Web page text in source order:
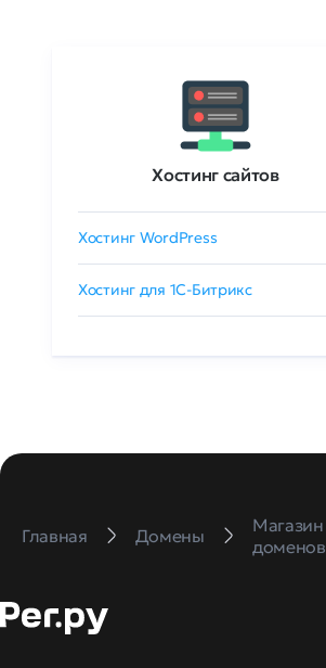
Хостинг сайтов
Хостинг WordPress
Хостинг для 1C-Битрикс
Главная Домены
Магазин
доменов